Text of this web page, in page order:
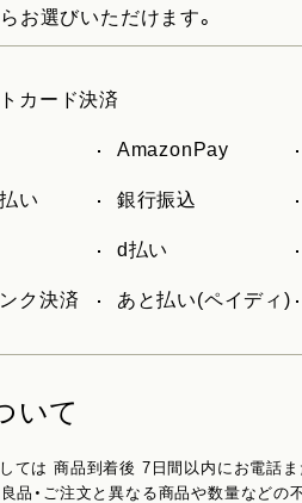
お選びいただけます。
カード決済
AmazonPay
い 銀行振込
d払い
ク決済 あと払い(ペイディ)
いて
ては 商品到着後 7日間以内にお電話ま
良品・ご注文と異なる商品や数量などの